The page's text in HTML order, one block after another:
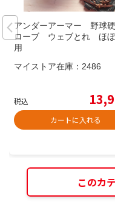
アンダーアーマー 野球
ローブ ウェブとれ ほ
用
マイストア在庫： 2486
税込
カートに入れる
このカ